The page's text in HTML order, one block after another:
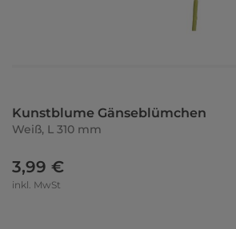
Kunstblume Gänseblümchen
Weiß, L 310 mm
3,99 €
inkl. MwSt